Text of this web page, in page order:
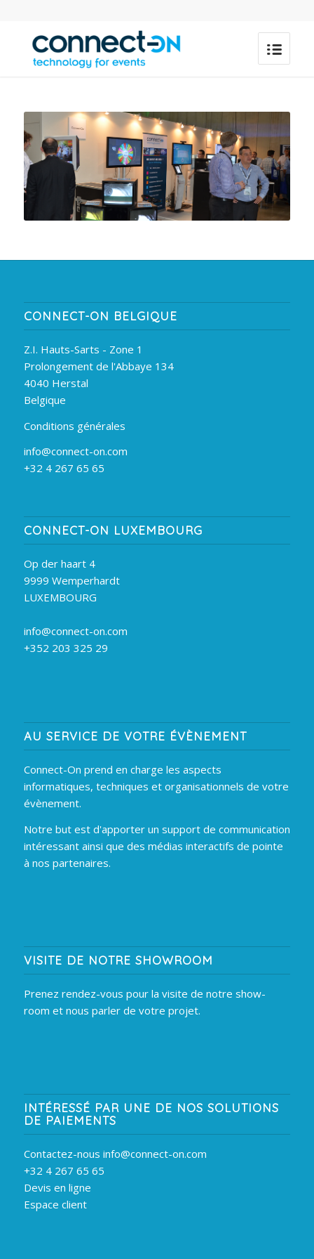
CONNECT-ON BELGIQUE
Z.I. Hauts-Sarts - Zone 1
Prolongement de l'Abbaye 134
4040 Herstal
Belgique
Conditions générales
info@connect-on.com
+32 4 267 65 65
CONNECT-ON LUXEMBOURG
Op der haart 4
9999 Wemperhardt
LUXEMBOURG
info@connect-on.com
+352 203 325 29
AU SERVICE DE VOTRE ÉVÈNEMENT
Connect-On prend en charge les aspects
informatiques, techniques et organisationnels de votre
évènement.
Notre but est d'apporter un support de communication
intéressant ainsi que des médias interactifs de pointe
à nos partenaires.
VISITE DE NOTRE SHOWROOM
Prenez rendez-vous pour la visite de notre show-
room et nous parler de votre projet.
INTÉRESSÉ PAR UNE DE NOS SOLUTIONS
DE PAIEMENTS
Contactez-nous info@connect-on.com
+32 4 267 65 65
Devis en ligne
Espace client